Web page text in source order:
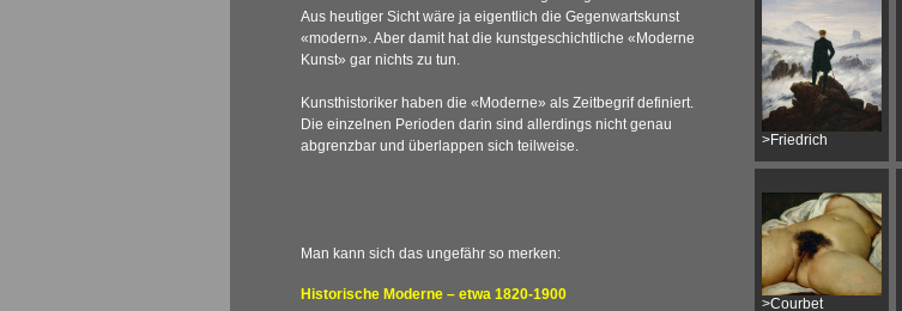
Aus heutiger Sicht wäre ja eigentlich die Gegenwartskunst
«modern». Aber damit hat die kunstgeschichtliche «Moderne
Kunst» gar nichts zu tun.
Kunsthistoriker haben die «Moderne» als Zeitbegrif definiert.
Die einzelnen Perioden darin sind allerdings nicht genau
abgrenzbar und überlappen sich teilweise.
Man kann sich das ungefähr so merken:
Historische Moderne – etwa 1820-1900
>Friedrich
>Courbet